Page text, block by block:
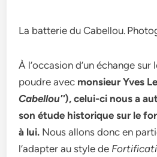
La batterie du Cabellou.
À l’occasion d’un échange sur
poudre avec monsieur Yves
Cabellou″), celui-ci nous a
son étude historique sur le
à lui. Nous allons donc en
l’adapter au style de